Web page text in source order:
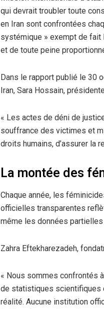
qui devrait troubler toute
en Iran sont confrontées
systémique » exempt de
et de toute peine
Dans le rapport publié le 30
Iran, Sara Hossain,
« Les actes de déni de
souffrance des victimes et
droits humains, d’assurer la
La montée des
Chaque année, les
officielles transparentes
même les données
Zahra Eftekharezadeh,
« Nous sommes confrontés
de statistiques scientifiques
réalité. Aucune institution